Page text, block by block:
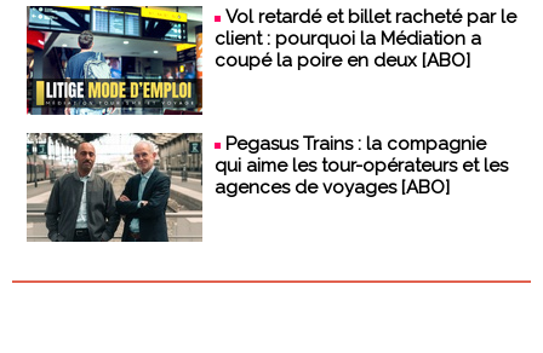
Vol retardé et billet racheté par le
client : pourquoi la Médiation a
coupé la poire en deux [ABO]
Pegasus Trains : la compagnie
qui aime les tour-opérateurs et les
agences de voyages [ABO]